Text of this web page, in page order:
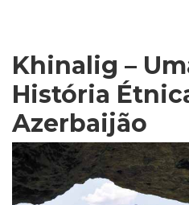
Khinalig –
História
Azerbaijão